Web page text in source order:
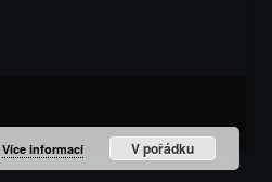
Více informací V pořádku